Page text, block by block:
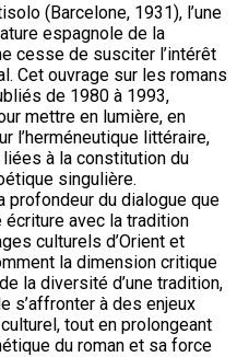
(Barcelone, 1931), l’une
espagnole de la
cesse de susciter l’intérêt
Cet ouvrage sur les romans
de 1980 à 1993,
mettre en lumière, en
l’herméneutique littéraire,
à la constitution du
singulière.
profondeur du dialogue que
écriture avec la tradition
culturels d’Orient et
la dimension critique
la diversité d’une tradition,
s’affronter à des enjeux
tout en prolongeant
du roman et sa force